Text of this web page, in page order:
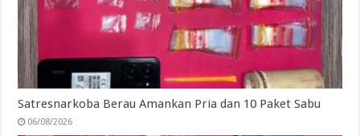
Satresnarkoba Berau Amankan Pria dan 10 Paket Sabu
06/08/2026